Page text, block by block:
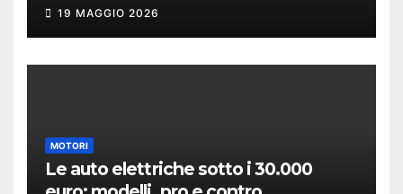
19 MAGGIO 2026
MOTORI
Le auto elettriche sotto i 30.000